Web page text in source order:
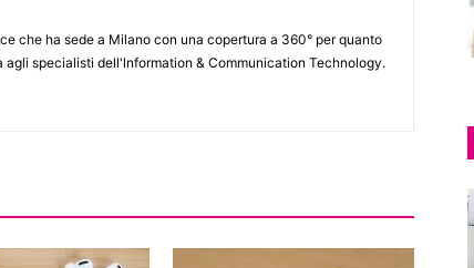
che ha sede a Milano con una copertura a 360° per quanto
specialisti dell'lnformation & Communication Technology.